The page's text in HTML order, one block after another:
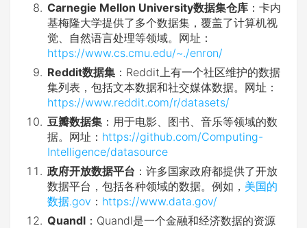
Carnegie Mellon University数据集仓库 ：卡内
基梅隆大学提供了多个数据集，覆盖了计算机视
觉、自然语言处理等领域。网址：
https://www.cs.cmu.edu/~./enron/
Reddit数据集 ：Reddit上有一个社区维护的数据
集列表，包括文本数据和社交媒体数据。网址：
https://www.reddit.com/r/datasets/
豆瓣数据集 ：用于电影、图书、音乐等领域的数
据。网址： https://github.com/Computing-
Intelligence/datasource
政府开放数据平台 ：许多国家政府都提供了开放
数据平台，包括各种领域的数据。例如， 美国的
数据.gov ： https://www.data.gov/
Quandl ：Quandl是一个金融和经济数据的资源